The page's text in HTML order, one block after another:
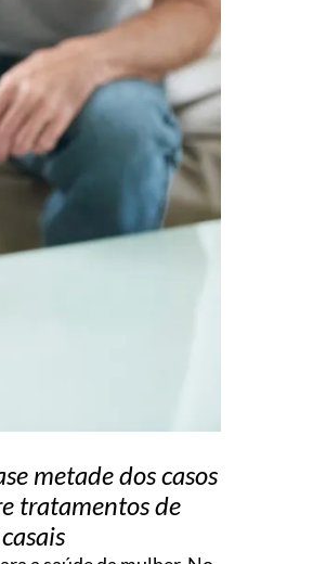
metade dos casos
tratamentos de